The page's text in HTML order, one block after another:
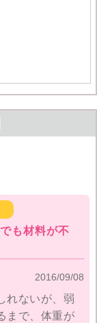
も材料が不
2016/09/08
れないが、弱
まで、体重が